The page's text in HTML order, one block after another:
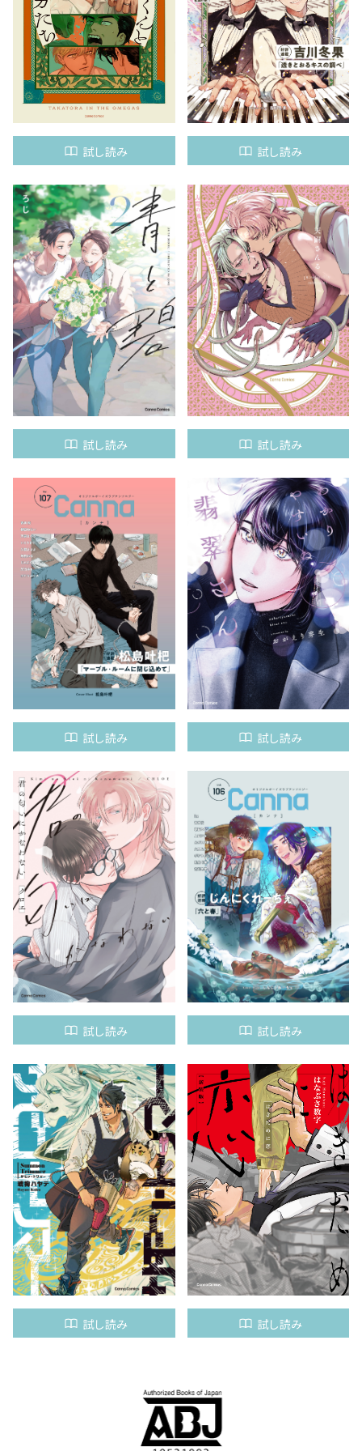
試し読み 試し読み
試し読み 試し読み
試し読み 試し読み
試し読み 試し読み
試し読み 試し読み